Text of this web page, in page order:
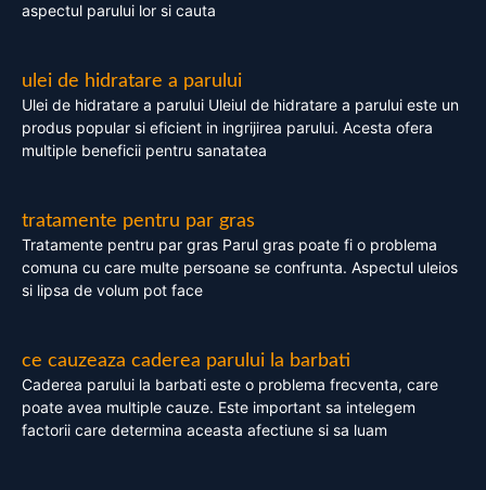
aspectul parului lor si cauta
ulei de hidratare a parului
Ulei de hidratare a parului Uleiul de hidratare a parului este un
produs popular si eficient in ingrijirea parului. Acesta ofera
multiple beneficii pentru sanatatea
tratamente pentru par gras
Tratamente pentru par gras Parul gras poate fi o problema
comuna cu care multe persoane se confrunta. Aspectul uleios
si lipsa de volum pot face
ce cauzeaza caderea parului la barbati
Caderea parului la barbati este o problema frecventa, care
poate avea multiple cauze. Este important sa intelegem
factorii care determina aceasta afectiune si sa luam